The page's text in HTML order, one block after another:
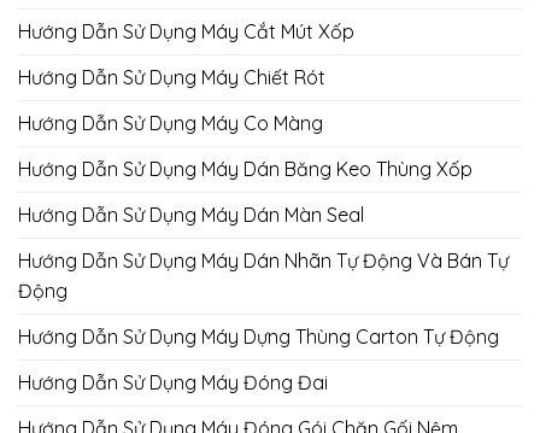
Hướng Dẫn Sử Dụng Máy Cắt Mút Xốp
Hướng Dẫn Sử Dụng Máy Chiết Rót
Hướng Dẫn Sử Dụng Máy Co Màng
Hướng Dẫn Sử Dụng Máy Dán Băng Keo Thùng Xốp
Hướng Dẫn Sử Dụng Máy Dán Màn Seal
Hướng Dẫn Sử Dụng Máy Dán Nhãn Tự Động Và Bán Tự
Động
Hướng Dẫn Sử Dụng Máy Dựng Thùng Carton Tự Động
Hướng Dẫn Sử Dụng Máy Đóng Đai
Hướng Dẫn Sử Dụng Máy Đóng Gói Chăn Gối Nệm